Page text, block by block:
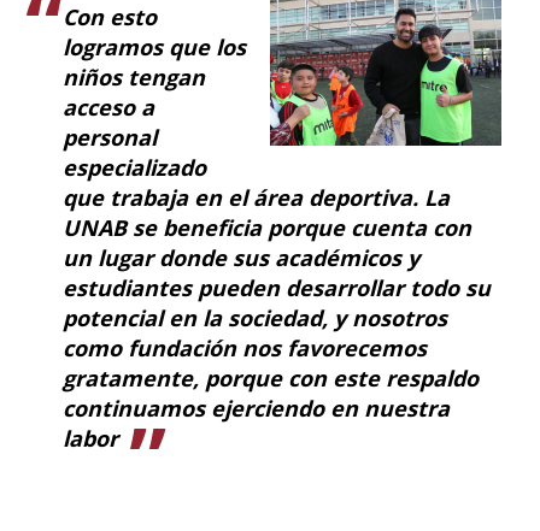
Con esto
logramos que los
niños tengan
acceso a
personal
especializado
que trabaja en el área deportiva. La
UNAB se beneficia porque cuenta con
un lugar donde sus académicos y
estudiantes pueden desarrollar todo su
potencial en la sociedad, y nosotros
como fundación nos favorecemos
gratamente, porque con este respaldo
continuamos ejerciendo en nuestra
labor